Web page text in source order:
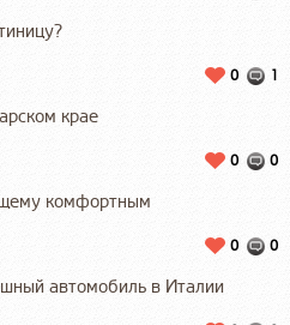
1
0
крае
0
0
комфортным
0
0
автомобиль в Италии